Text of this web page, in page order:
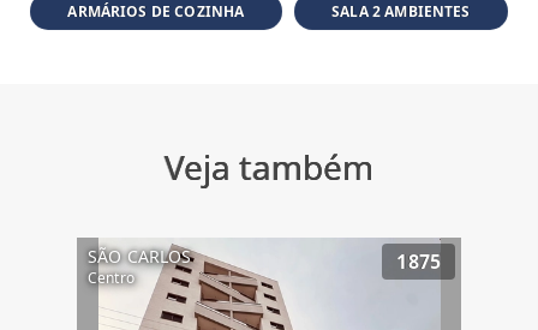
ARMÁRIOS DE COZINHA SALA 2 AMBIENTES
Veja também
SÃO CARLOS
Centro
1875